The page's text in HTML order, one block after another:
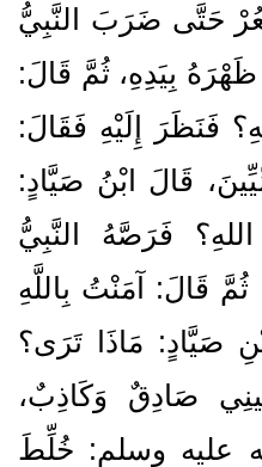
حَتَّى ضَرَبَ النَّبِيُّ
بِيَدِهِ، ثُمَّ قَالَ‏:‏
فَنَظَرَ إِلَيْهِ فَقَالَ‏:‏
قَالَ ابْنُ صَيَّادٍ‏:‏
فَرَصَّهُ النَّبِيُّ
قَالَ‏:‏ آمَنْتُ بِاللَّهِ
صَيَّادٍ‏:‏ مَاذَا تَرَى‏؟‏
صَادِقٌ وَكَاذِبٌ،
عليه وسلم‏:‏ خُلِّطَ